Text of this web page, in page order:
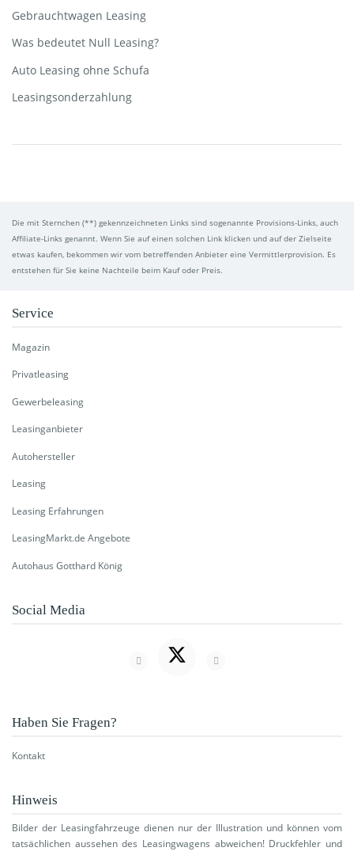
Gebrauchtwagen Leasing
Was bedeutet Null Leasing?
Auto Leasing ohne Schufa
Leasingsonderzahlung
Die mit Sternchen (**) gekennzeichneten Links sind sogenannte Provisions-Links, auch
Affiliate-Links genannt. Wenn Sie auf einen solchen Link klicken und auf der Zielseite
etwas kaufen, bekommen wir vom betreffenden Anbieter eine Vermittlerprovision. Es
entstehen für Sie keine Nachteile beim Kauf oder Preis.
Service
Magazin
Privatleasing
Gewerbeleasing
Leasinganbieter
Autohersteller
Leasing
Leasing Erfahrungen
LeasingMarkt.de Angebote
Autohaus Gotthard König
Social Media
Haben Sie Fragen?
Kontakt
Hinweis
Bilder der Leasingfahrzeuge dienen nur der Illustration und können vom
tatsächlichen aussehen des Leasingwagens abweichen! Druckfehler und